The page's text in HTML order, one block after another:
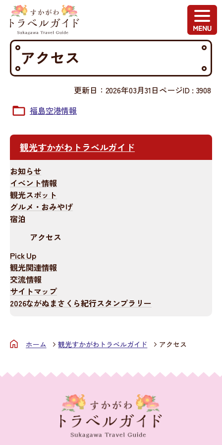
アクセス
更新日：2026年03月31日ページID : 3908
福島空港情報
観光すかがわトラベルガイド
お知らせ
イベント情報
観光スポット
グルメ・おみやげ
宿泊
アクセス
Pick Up
観光関連情報
交流情報
サイトマップ
2026ながぬまさくら紀行スタンプラリー
ホーム 観光すかがわトラベルガイド アクセス